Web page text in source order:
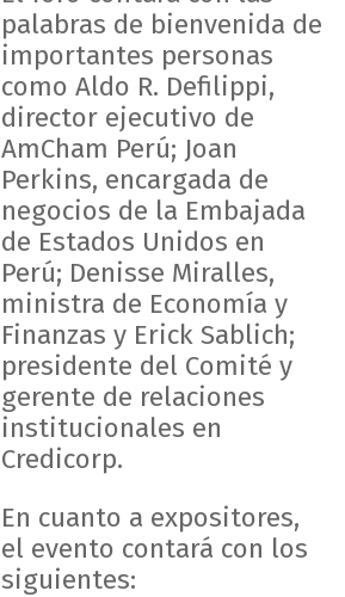
palabras de bienvenida de
importantes personas
como Aldo R. Defilippi,
director ejecutivo de
AmCham Perú; Joan
Perkins, encargada de
negocios de la Embajada
de Estados Unidos en
Perú; Denisse Miralles,
ministra de Economía y
Finanzas y Erick Sablich;
presidente del Comité y
gerente de relaciones
institucionales en
Credicorp.
En cuanto a expositores,
el evento contará con los
siguientes: